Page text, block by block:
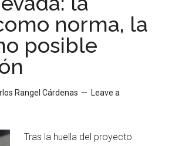
norma, la
posible
Rangel Cárdenas
Leave a
Tras la huella del proyecto